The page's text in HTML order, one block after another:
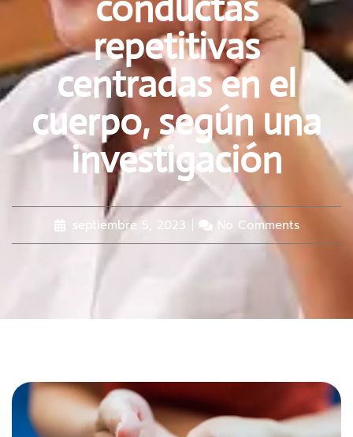
repetitivas
centradas en el
cuerpo, según una
investigación
septiembre 5, 2023 No Comments